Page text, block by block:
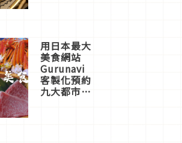
用日本最大
美食網站
Gurunavi
客製化預約
九大都市餐